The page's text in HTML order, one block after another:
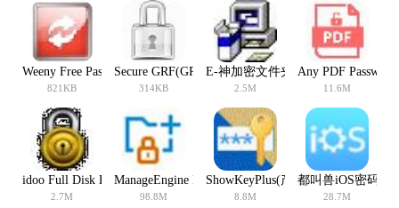
Weeny Free Password Manager(密码管理软件)
821KB
Secure GRF(GRF加密软件)
314KB
E-神加密文件夹 V2006 Build
2.5M
Any PDF
11.6M
idoo Full Disk Encryption(硬盘加密软件)
2.7M
ManageEngine DataSecurity(数据访问分析)
98.8M
ShowKeyPlus(产品密钥查看验证器)
8.8M
都叫兽iOS密码重
28.7M